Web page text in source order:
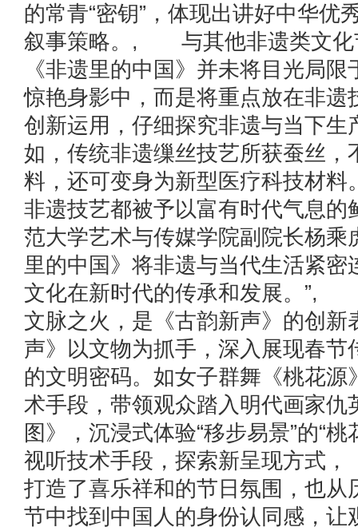
的常青“密钥”，体现出讲好中华优
叙事策略。, 与其他非遗类文化
《非遗里的中国》并未将目光局
惊艳身影中，而是将重点放在非遗
创新运用，仔细探究非遗与当下生
如，传统非遗缫丝技艺所获蚕丝，
料，还可变身为新型医疗科技材料
非遗技艺都被予以富有时代气息的
范大学艺术与传媒学院副院长杨乘
里的中国》将非遗与当代生活紧密
文化在新时代的传承和发展。”,
文脉之火，是《古韵新声》的创新
声》以文物为抓手，深入展现春节
的文明密码。如女子群舞《桃花源
术手段，带领观众踏入明代画家仇
图》，沉浸式体验“移步易景”的“
视听技术手段，探索新呈现方式，
打造了喜乐祥和的节日氛围，也从
节中找到中国人的身份认同感，让